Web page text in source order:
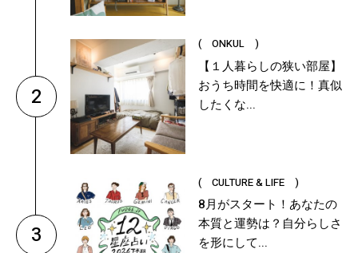
2
( ONKUL )
【１人暮らしの狭い部屋】
おうち時間を快適に！真似
したくな...
3
( CULTURE & LIFE )
8月がスタート！あなたの
本質と運勢は？自分らしさ
を形にして...